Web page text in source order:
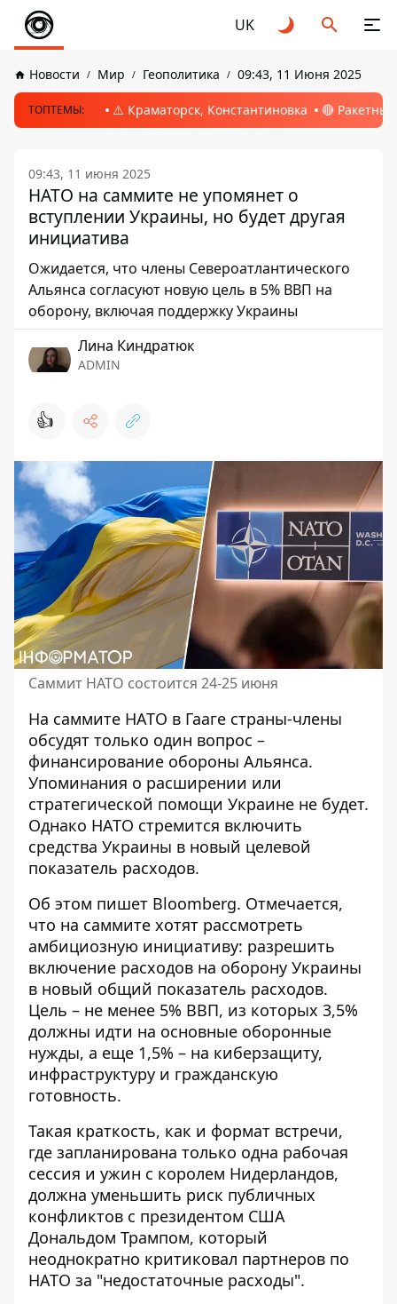
UK
Новости Мир Геополитика 09:43, 11 Июня 2025
ТОПТЕМЫ: ⚠️ Краматорск, Константиновка 🔴
09:43, 11 июня 2025
НАТО на саммите не упомянет о
вступлении Украины, но будет другая
инициатива
Ожидается, что члены Североатлантического
Альянса согласуют новую цель в 5% ВВП на
оборону, включая поддержку Украины
Лина Киндратюк
ADMIN
👍
Саммит НАТО состоится 24-25 июня
На саммите НАТО в Гааге страны-члены
обсудят только один вопрос –
финансирование обороны Альянса.
Упоминания о расширении или
стратегической помощи Украине не будет.
Однако НАТО стремится включить
средства Украины в новый целевой
показатель расходов.
Об этом пишет Bloomberg. Отмечается,
что на саммите хотят рассмотреть
амбициозную инициативу: разрешить
включение расходов на оборону Украины
в новый общий показатель расходов.
Цель – не менее 5% ВВП, из которых 3,5%
должны идти на основные оборонные
нужды, а еще 1,5% – на киберзащиту,
инфраструктуру и гражданскую
готовность.
Такая краткость, как и формат встречи,
где запланирована только одна рабочая
сессия и ужин с королем Нидерландов,
должна уменьшить риск публичных
конфликтов с президентом США
Дональдом Трампом, который
неоднократно критиковал партнеров по
НАТО за "недостаточные расходы".